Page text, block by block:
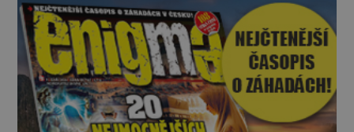
ní vidí důkaz ztracené civilizace nebo dokonce
znalost Antarktidy dávno před jejím objevením.
Jiní tvrdí,